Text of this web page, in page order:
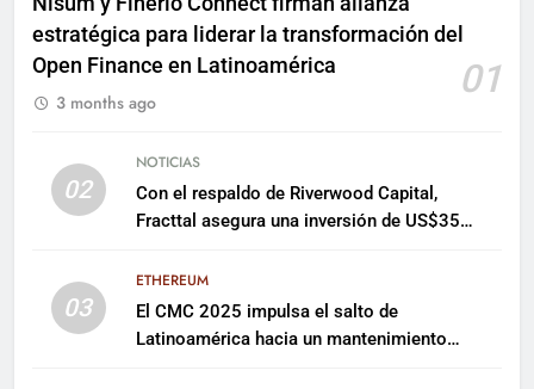
estratégica para liderar la transformación del
Open Finance en Latinoamérica
01
3 months ago
02
NOTICIAS
Con el respaldo de Riverwood Capital,
Fracttal asegura una inversión de US$35
03
ETHEREUM
El CMC 2025 impulsa el salto de
Latinoamérica hacia un mantenimiento